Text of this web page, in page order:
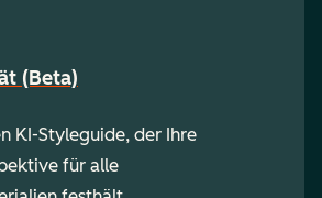
(Beta)
KI-Styleguide, der Ihre
für alle